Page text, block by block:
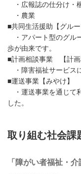
・広報誌の仕分け・
・農業
■共同生活援助【グルー
・アパート型のグル
歩が由来です。
■計画相談事業 【計
・障害福祉サービス
■運送事業【みやけ】
・運送事業を通じて
した。
取り組む社会課
「障がい者福祉・